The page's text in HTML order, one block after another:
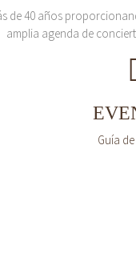
de 40 años
amplia agenda de
Guía